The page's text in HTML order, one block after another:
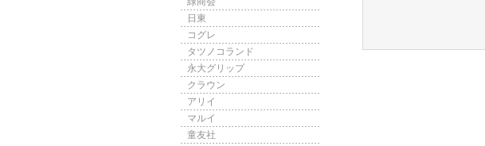
日東
コグレ
タツノコランド
永大グリップ
クラウン
アリイ
マルイ
童友社